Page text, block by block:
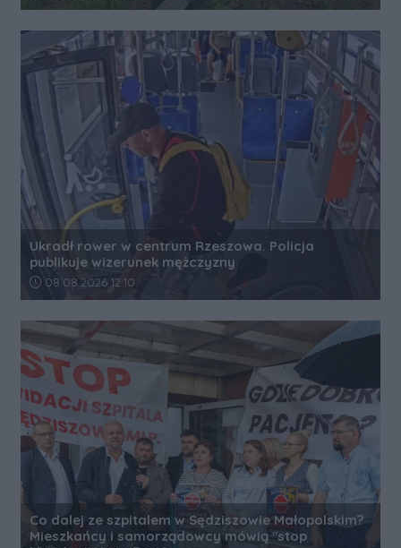
Ukradł rower w centrum Rzeszowa. Policja
publikuje wizerunek mężczyzny
Data dodania artykułu:
08.08.2026 12:10
Co dalej ze szpitalem w Sędziszowie Małopolskim?
Mieszkańcy i samorządowcy mówią "stop